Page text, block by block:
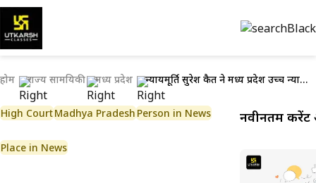
होम राज्य सामयिकी मध्य प्रदेश न्यायमूर्ति सुरेश कैत ने मध्य प्रदेश उच्च न्यायालय के 28वें मुख्य न्यायाधीश के रूप में शपथ ली
High CourtMadhya Pradesh Person in News
Place in News
नवीनतम करेंट